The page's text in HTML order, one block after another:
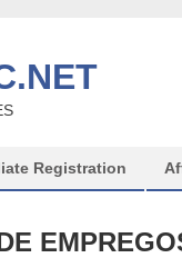
Registration